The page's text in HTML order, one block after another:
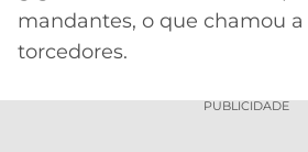
ONLINE
2026
GRÊMIO
LALIGA
mandantes, o que chamou
torcedores.
PUBLICIDADE